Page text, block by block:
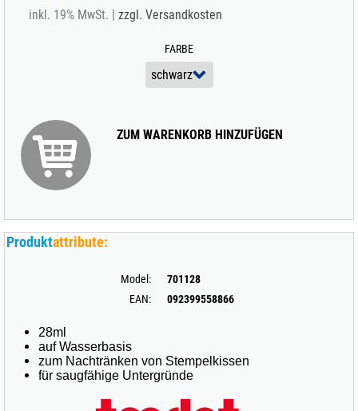
inkl. 19% MwSt. | zzgl. Versandkosten
FARBE
ZUM WARENKORB HINZUFÜGEN
Produktattribute:
Model:
701128
EAN:
092399558866
28ml
auf Wasserbasis
zum Nachtränken von Stempelkissen
für saugfähige Untergründe